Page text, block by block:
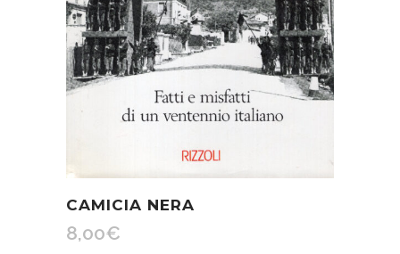
CAMICIA NERA
8,00€